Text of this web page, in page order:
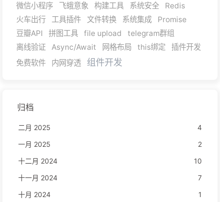
微信小程序
飞蛾意象 构建工具 系统安全
Redis
火车出行
工具插件 文件转换 系统集成
Promise
豆瓣API
拼图工具 file upload
telegram群组
离线验证
Async/Await 网格布局 this绑定
插件开发
免费软件
内网穿透 组件开发
归档
二月 2025
4
一月 2025
2
十二月 2024
10
十一月 2024
7
十月 2024
1